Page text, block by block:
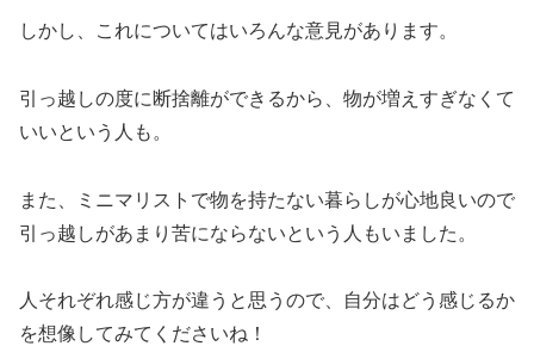
しかし、これについてはいろんな意見があります。
引っ越しの度に断捨離ができるから、物が増えすぎなくて
いいという人も。
また、ミニマリストで物を持たない暮らしが心地良いので
引っ越しがあまり苦にならないという人もいました。
人それぞれ感じ方が違うと思うので、自分はどう感じるか
を想像してみてくださいね！